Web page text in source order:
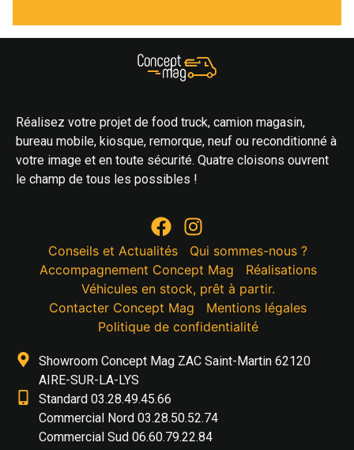
Réalisez votre projet de food truck, camion magasin,
bureau mobile, kiosque, remorque, neuf ou reconditionné à
votre image et en toute sécurité. Quatre cloisons ouvrent
le champ de tous les possibles !
Conseils et Actualités
Qui sommes-nous ?
Accompagnement Concept Mag
Réalisations
Véhicules en stock, prêt à partir.
Contacter Concept Mag
Mentions légales
Politique de confidentialité
Showroom Concept Mag ZAC Saint-Martin 62120
AIRE-SUR-LA-LYS
Standard 03.28.49.45.66
Commercial Nord 03.28.50.52.74
Commercial Sud 06.60.79.22.84